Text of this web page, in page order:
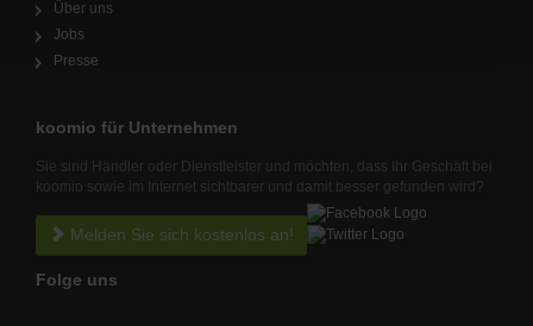
Über uns
Jobs
Presse
koomio für Unternehmen
Sie sind Händler oder Dienstleister und möchten, dass Ihr Geschäft bei
koomio sowie im Internet sichtbarer und damit besser gefunden wird?
Melden Sie sich kostenlos an!
Folge uns